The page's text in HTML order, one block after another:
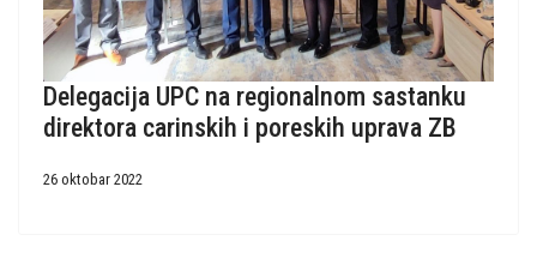
Delegacija UPC na regionalnom sastanku
direktora carinskih i poreskih uprava ZB
26 oktobar 2022